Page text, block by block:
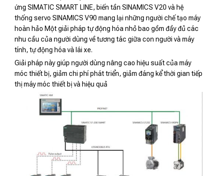
ứng SIMATIC SMART LINE, biến tần SINAMICS V20 và hệ
thống servo SINAMICS V90 mang lại những người chế tạo máy
hoàn hảo Một giải pháp tự động hóa nhỏ bao gồm đầy đủ các
nhu cầu của người dùng về tương tác giữa con người và máy
tính, tự động hóa và lái xe.
Giải pháp này giúp người dùng nâng cao hiệu suất của máy
móc thiết bị, giảm chi phí phát triển, giảm đáng kể thời gian tiếp
thị máy móc thiết bị và hiệu quả